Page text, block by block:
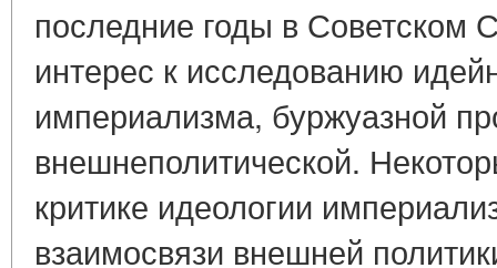
последние годы в Советском
интерес к исследованию
империализма, буржуазной
внешнеполитической.
критике идеологии
взаимосвязи внешней